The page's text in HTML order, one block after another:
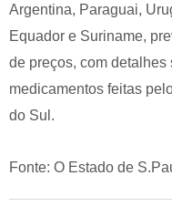
Argentina, Paraguai,
Equador e Suriname,
de preços, com detalhes
medicamentos feitas
do Sul.
Fonte: O Estado de